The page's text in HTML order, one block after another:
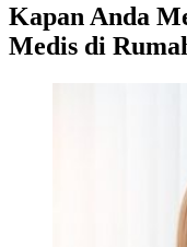
Kapan Anda
Medis di